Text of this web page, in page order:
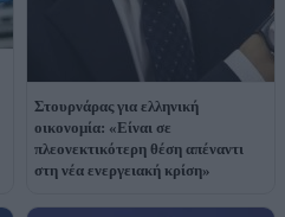
Στουρνάρας για ελληνική
οικονομία: «Είναι σε
πλεονεκτικότερη θέση απέναντι
στη νέα ενεργειακή κρίση»